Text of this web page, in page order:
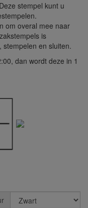
stempel kunt u
om overal mee naar
is
en sluiten.
dan wordt deze in 1